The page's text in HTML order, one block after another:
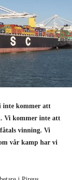
inte kommer att
Vi kommer inte att
vinning. Vi
vår kamp har vi